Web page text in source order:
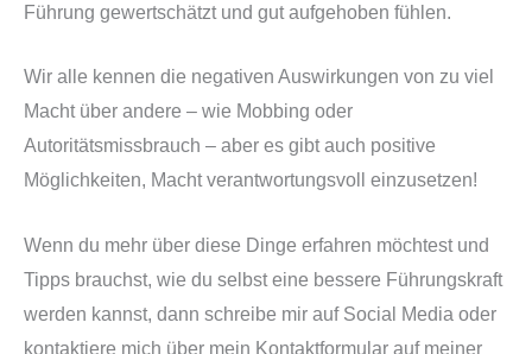
Führung gewertschätzt und gut aufgehoben fühlen.
Wir alle kennen die negativen Auswirkungen von zu viel
Macht über andere – wie Mobbing oder
Autoritätsmissbrauch – aber es gibt auch positive
Möglichkeiten, Macht verantwortungsvoll einzusetzen!
Wenn du mehr über diese Dinge erfahren möchtest und
Tipps brauchst, wie du selbst eine bessere Führungskraft
werden kannst, dann schreibe mir auf Social Media oder
kontaktiere mich über mein Kontaktformular auf meiner